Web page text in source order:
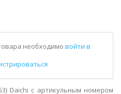
необходимо войти в
Daichi с артикульным номером